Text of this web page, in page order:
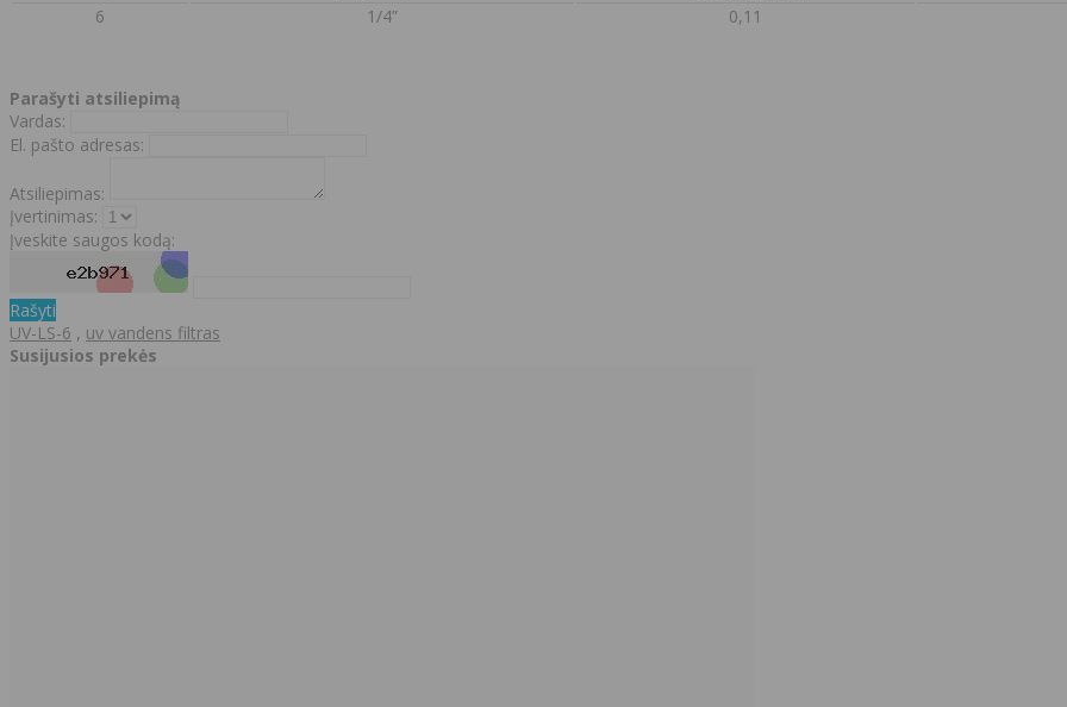
6
1/4” 0,11
Parašyti atsiliepimą
Vardas:
El. pašto adresas:
Atsiliepimas:
Įvertinimas:
Įveskite saugos kodą:
Rašyti
UV-LS-6 , uv vandens filtras
Susijusios prekės